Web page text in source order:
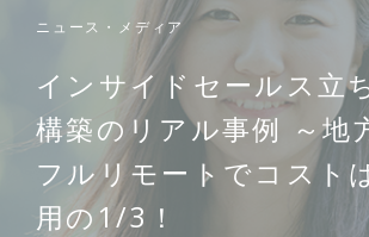
ニュース・メディア
インサイドセールス立
構築のリアル事例 ～地
フルリモートでコスト
用の1/3！